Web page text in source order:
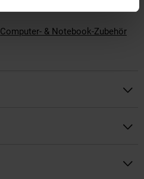
Computer- & Notebook-Zubehör